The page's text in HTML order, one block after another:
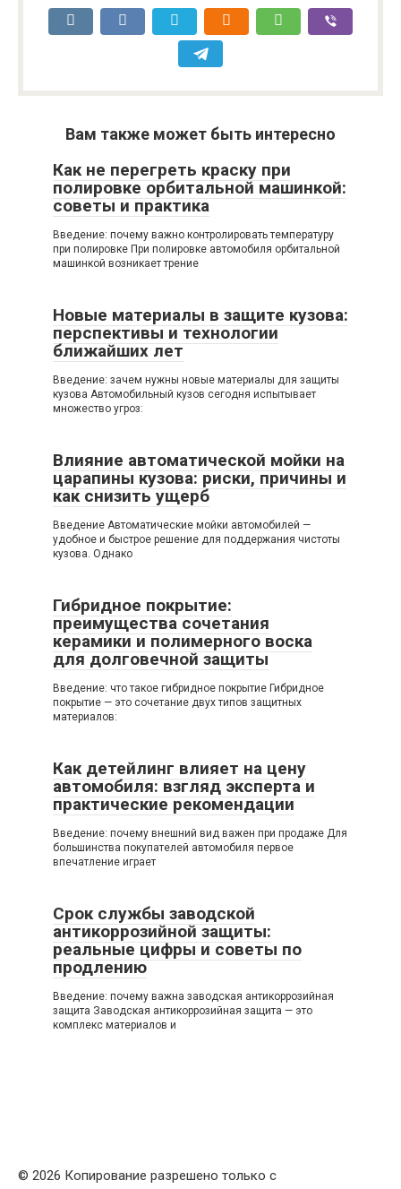
Вам также может быть интересно
Как не перегреть краску при
полировке орбитальной машинкой:
советы и практика
Введение: почему важно контролировать температуру
при полировке При полировке автомобиля орбитальной
машинкой возникает трение
Новые материалы в защите кузова:
перспективы и технологии
ближайших лет
Введение: зачем нужны новые материалы для защиты
кузова Автомобильный кузов сегодня испытывает
множество угроз:
Влияние автоматической мойки на
царапины кузова: риски, причины и
как снизить ущерб
Введение Автоматические мойки автомобилей —
удобное и быстрое решение для поддержания чистоты
кузова. Однако
Гибридное покрытие:
преимущества сочетания
керамики и полимерного воска
для долговечной защиты
Введение: что такое гибридное покрытие Гибридное
покрытие — это сочетание двух типов защитных
материалов:
Как детейлинг влияет на цену
автомобиля: взгляд эксперта и
практические рекомендации
Введение: почему внешний вид важен при продаже Для
большинства покупателей автомобиля первое
впечатление играет
Срок службы заводской
антикоррозийной защиты:
реальные цифры и советы по
продлению
Введение: почему важна заводская антикоррозийная
защита Заводская антикоррозийная защита — это
комплекс материалов и
© 2026 Копирование разрешено только с